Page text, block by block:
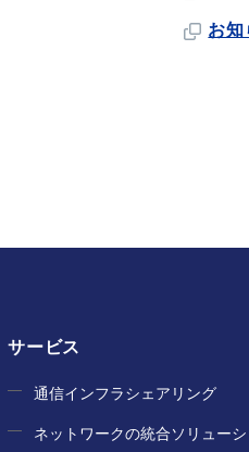
お知
サービス
通信インフラシェアリング
ネットワークの統合ソリューシ